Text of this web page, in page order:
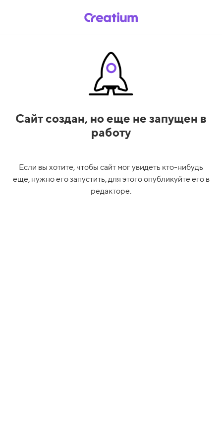
Сайт создан, но еще не запущен в
работу
Если вы хотите, чтобы сайт мог увидеть кто-нибудь
еще, нужно его запустить, для этого опубликуйте его в
редакторе.